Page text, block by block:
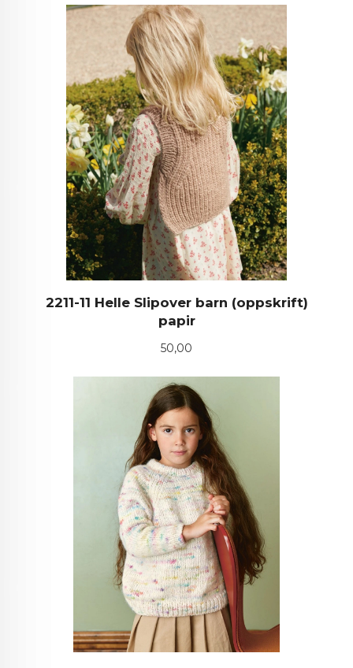
2211-11 Helle Slipover barn (oppskrift)
papir
Pris
50,00